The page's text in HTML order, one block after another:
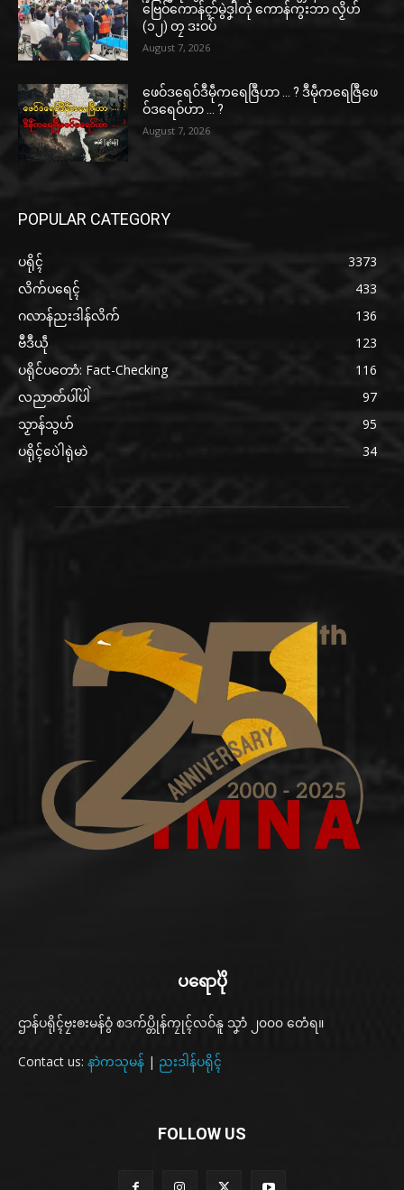
ဗြေဝ်ကောန်ၚာ်မွဲဒၞါဲတုဲ ကောန်ကွးဘာ လၟိဟ်
(၁၂) တၠ ဒးဝပ်
August 7, 2026
ဖေဝ်ဒရေဝ်ဒဳမဵုကရေဇြဳဟာ … ? ဒဳမဵုကရေဇြဳဖေ
ဝ်ဒရေဝ်ဟာ … ?
August 7, 2026
POPULAR CATEGORY
ပရိုၚ်
3373
လိက်ပရေၚ်
433
ဂလာန်ညးဒါန်လိက်
136
ဗဳဒဳယဵု
123
ပရိုင်ပတောံ: Fact-Checking
116
လညာတ်ပါ်ပါဲ
97
သၟာန်သွဟ်
95
ပရိုၚ်ပေဲါရုဲမာဲ
34
ပရောပိုဲ
ဌာန်ပရိုၚ်ဗၠးၜးမန်ဝွံ စဒက်ပ္တိုန်ကၠုၚ်လဝ်နူ သၞာံ ၂၀၀၀ တေံရ။
Contact us: နာဲကသုမန် | ညးဒါန်ပရိုၚ်
FOLLOW US